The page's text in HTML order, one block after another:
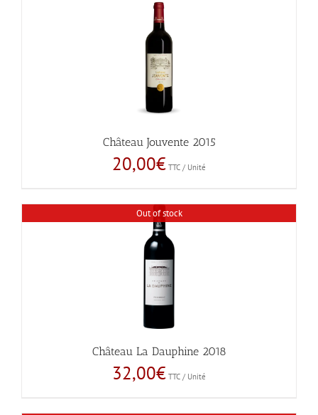
Château Jouvente 2015
20,00€ TTC / Unité
Out of stock
Château La Dauphine 2018
32,00€ TTC / Unité